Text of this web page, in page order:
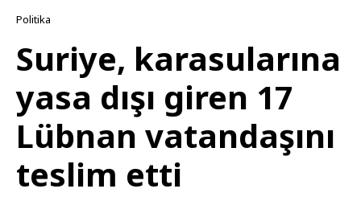
Politika
Suriye, karasularına
yasa dışı giren 17
Lübnan vatandaşını
teslim etti